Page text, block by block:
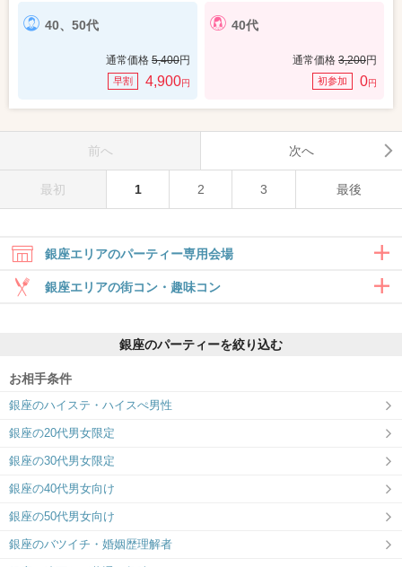
40、50代
通常価格 5,400円
早割 4,900円
40代
通常価格 3,200円
初参加 0円
前へ 次へ
最初 1 2 3 最後
銀座エリアのパーティー専用会場
理想的な出会いを、銀座ラウンジで。
銀座エリアの街コン・趣味コン
6対6～｜食事・ドリンク付きグループト
銀座のパーティーを絞り込む
お相手条件
銀座のハイステ・ハイスぺ男性
銀座の20代男女限定
銀座の30代男女限定
銀座の40代男女向け
銀座の50代男女向け
銀座のバツイチ・婚姻歴理解者